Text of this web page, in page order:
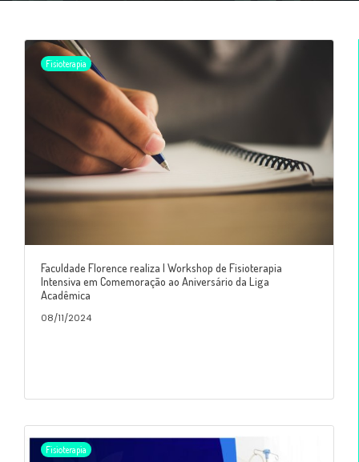
Fisioterapia
Faculdade Florence realiza I Workshop de Fisioterapia
Intensiva em Comemoração ao Aniversário da Liga
Acadêmica
08/11/2024
Fisioterapia